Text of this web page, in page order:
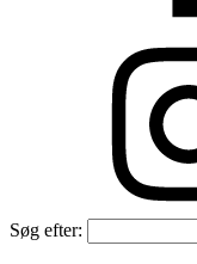
Søg efter: